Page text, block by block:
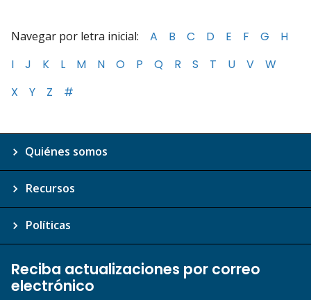
Navegar por letra inicial: A B C D E F G
H
I
J K L M N O P Q R S T U V
W
X
Y Z #
Quiénes somos
Recursos
Políticas
Reciba actualizaciones por correo
electrónico